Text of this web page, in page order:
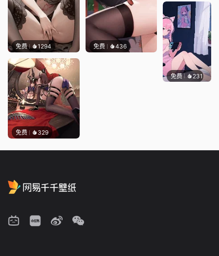
免费 1294 免费 436
免费 329
免费 231好看